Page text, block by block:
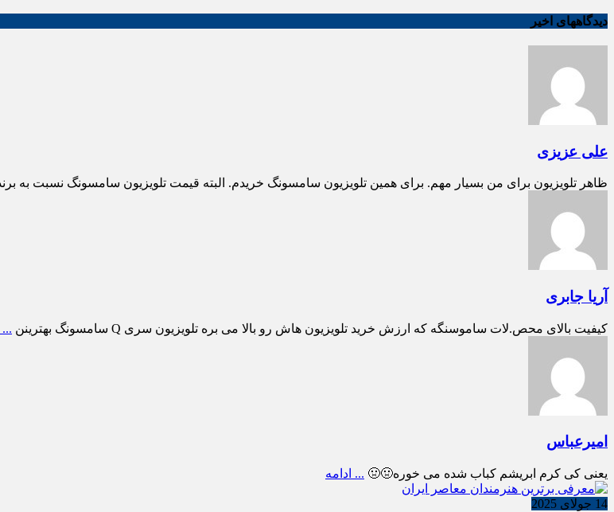
دیدگاههای اخیر
علی عزیزی
ظاهر تلویزیون برای من بسیار مهم. برای همین تلویزیون سامسونگ خریدم. البته قیمت تلویزیون سامسونگ نسبت به
آریا جابری
کیفیت بالای محص.لات ساموسنگه که ارزش خرید تلویزیون هاش رو بالا می بره تلویزیون سری Q سامسونگ بهترینن ...
امیرعباس
یعنی کی کرم ابریشم کباب شده می خوره🤢🤢 ... ادامه
14 جولای 2025